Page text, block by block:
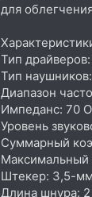
для
Тип
Тип
Диапазон
Импеданс: 70
Уровень
Суммарный
Максимальный
Штекер: 3,5-
Длина шнура: